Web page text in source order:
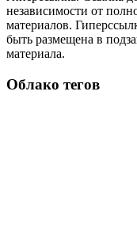
независимости от
материалов.
быть размещена в
материала.
Облако тегов